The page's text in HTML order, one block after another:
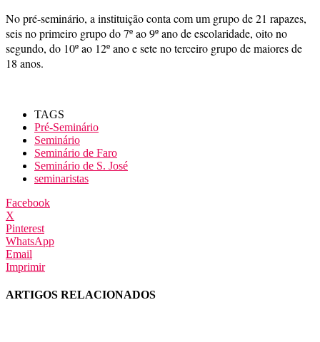
No pré-seminário, a instituição conta com um grupo de 21 rapazes,
seis no primeiro grupo do 7º ao 9º ano de escolaridade, oito no
segundo, do 10º ao 12º ano e sete no terceiro grupo de maiores de
18 anos.
TAGS
Pré-Seminário
Seminário
Seminário de Faro
Seminário de S. José
seminaristas
Facebook
X
Pinterest
WhatsApp
Email
Imprimir
ARTIGOS RELACIONADOS